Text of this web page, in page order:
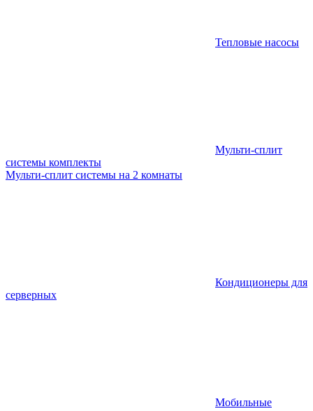
Тепловые насосы
Мульти-сплит
системы комплекты
Мульти-сплит системы на 2 комнаты
Кондиционеры для
серверных
Мобильные